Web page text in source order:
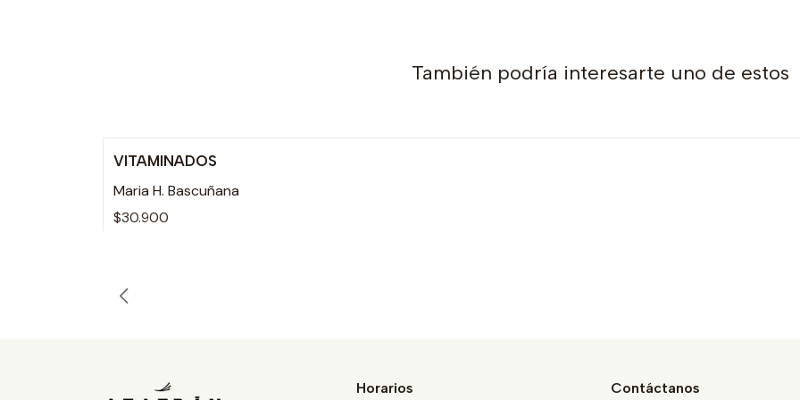
También podría interesarte uno de estos
Agotado
VITAMINADOS
Maria H. Bascuñana
$30.900
Horarios Contáctanos